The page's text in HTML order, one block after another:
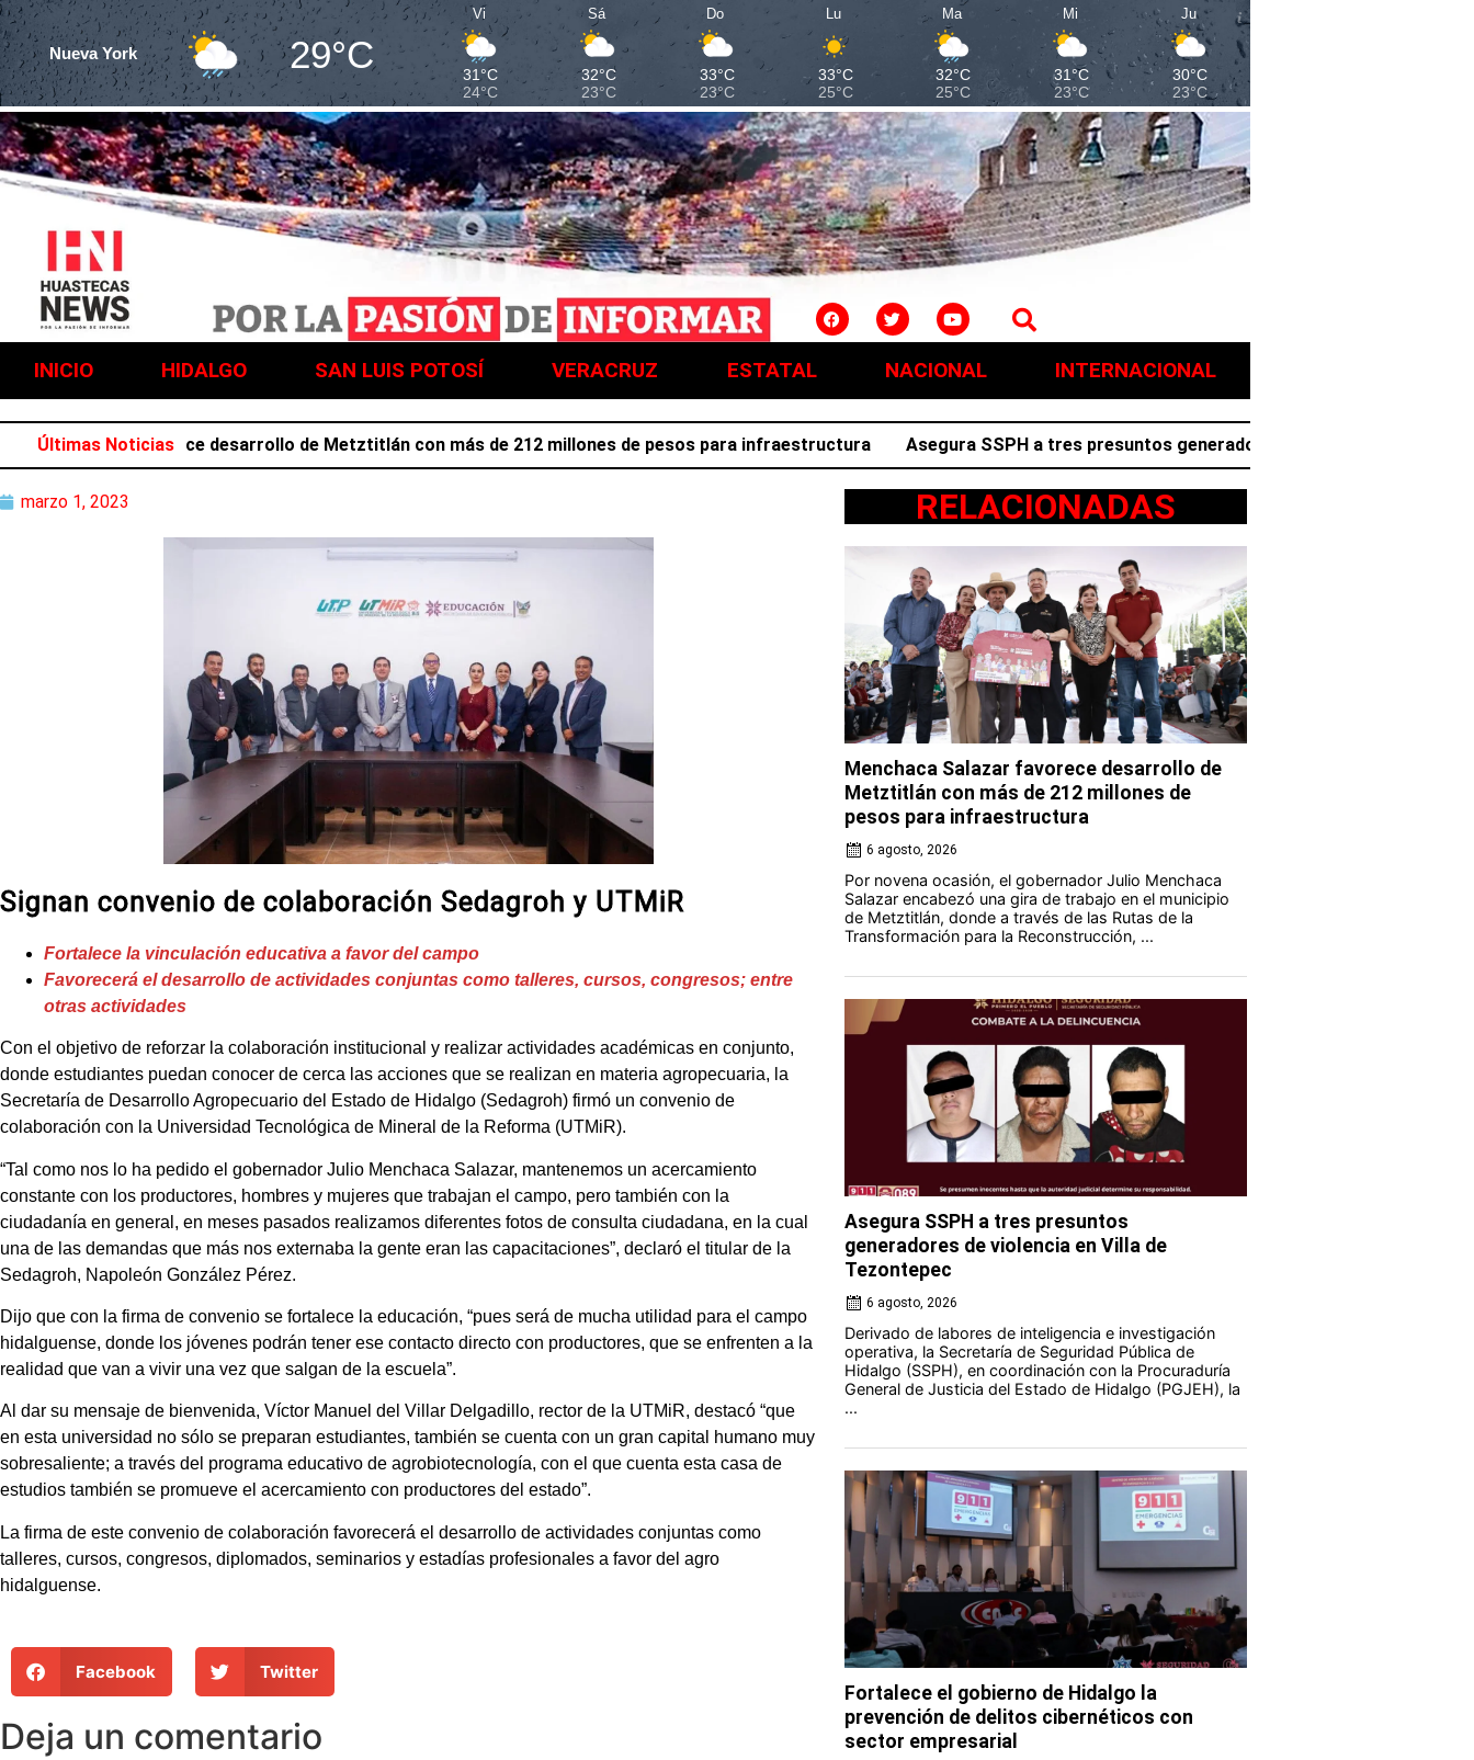
Nueva York 29°C
Vi
31°C
24°C
Sá
32°C
23°C
Do
33°C
23°C
Lu
33°C
25°C
Ma
32°C
25°C
Mi
31°C
23°C
Ju
30°C
23°C
INICIO HIDALGO SAN LUIS POTOSÍ VERACRUZ ESTATAL NACIONAL INTERNACIONAL
Últimas Noticias
Salazar favorece desarrollo de Metztitlán con más de 212 millones de pesos para infraestructura Asegura SSPH a tres presuntos generadores de violencia en Villa de
marzo 1, 2023
Signan convenio de colaboración Sedagroh y UTMiR
Fortalece la vinculación educativa a favor del campo
Favorecerá el desarrollo de actividades conjuntas como talleres, cursos, congresos; entre
otras actividades
Con el objetivo de reforzar la colaboración institucional y realizar actividades académicas en conjunto,
donde estudiantes puedan conocer de cerca las acciones que se realizan en materia agropecuaria, la
Secretaría de Desarrollo Agropecuario del Estado de Hidalgo (Sedagroh) firmó un convenio de
colaboración con la Universidad Tecnológica de Mineral de la Reforma (UTMiR).
“Tal como nos lo ha pedido el gobernador Julio Menchaca Salazar, mantenemos un acercamiento
constante con los productores, hombres y mujeres que trabajan el campo, pero también con la
ciudadanía en general, en meses pasados realizamos diferentes fotos de consulta ciudadana, en la cual
una de las demandas que más nos externaba la gente eran las capacitaciones”, declaró el titular de la
Sedagroh, Napoleón González Pérez.
Dijo que con la firma de convenio se fortalece la educación, “pues será de mucha utilidad para el campo
hidalguense, donde los jóvenes podrán tener ese contacto directo con productores, que se enfrenten a la
realidad que van a vivir una vez que salgan de la escuela”.
Al dar su mensaje de bienvenida, Víctor Manuel del Villar Delgadillo, rector de la UTMiR, destacó “que
en esta universidad no sólo se preparan estudiantes, también se cuenta con un gran capital humano muy
sobresaliente; a través del programa educativo de agrobiotecnología, con el que cuenta esta casa de
estudios también se promueve el acercamiento con productores del estado”.
La firma de este convenio de colaboración favorecerá el desarrollo de actividades conjuntas como
talleres, cursos, congresos, diplomados, seminarios y estadías profesionales a favor del agro
hidalguense.
Facebook Twitter
Deja un comentario
RELACIONADAS
Menchaca Salazar favorece desarrollo de
Metztitlán con más de 212 millones de
pesos para infraestructura
6 agosto, 2026
Por novena ocasión, el gobernador Julio Menchaca
Salazar encabezó una gira de trabajo en el municipio
de Metztitlán, donde a través de las Rutas de la
Transformación para la Reconstrucción, ...
Asegura SSPH a tres presuntos
generadores de violencia en Villa de
Tezontepec
6 agosto, 2026
Derivado de labores de inteligencia e investigación
operativa, la Secretaría de Seguridad Pública de
Hidalgo (SSPH), en coordinación con la Procuraduría
General de Justicia del Estado de Hidalgo (PGJEH), la
...
Fortalece el gobierno de Hidalgo la
prevención de delitos cibernéticos con
sector empresarial